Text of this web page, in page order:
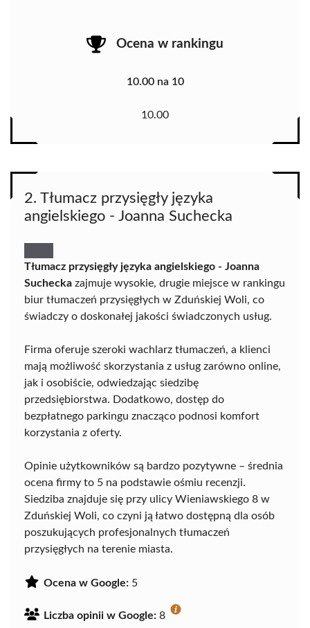
Ocena w rankingu
10.00 na 10
10.00
2. Tłumacz przysięgły języka
angielskiego - Joanna Suchecka
Tłumacz przysięgły języka angielskiego - Joanna
Suchecka zajmuje wysokie, drugie miejsce w rankingu
biur tłumaczeń przysięgłych w Zduńskiej Woli, co
świadczy o doskonałej jakości świadczonych usług.
Firma oferuje szeroki wachlarz tłumaczeń, a klienci
mają możliwość skorzystania z usług zarówno online,
jak i osobiście, odwiedzając siedzibę
przedsiębiorstwa. Dodatkowo, dostęp do
bezpłatnego parkingu znacząco podnosi komfort
korzystania z oferty.
Opinie użytkowników są bardzo pozytywne – średnia
ocena firmy to 5 na podstawie ośmiu recenzji.
Siedziba znajduje się przy ulicy Wieniawskiego 8 w
Zduńskiej Woli, co czyni ją łatwo dostępną dla osób
poszukujących profesjonalnych tłumaczeń
przysięgłych na terenie miasta.
Ocena w Google: 5
Liczba opinii w Google: 8